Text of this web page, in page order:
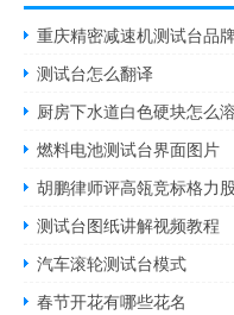
重庆精密减速机测试台品牌
测试台怎么翻译
厨房下水道白色硬块怎么
燃料电池测试台界面图片
胡鹏律师评高瓴竞标格力
测试台图纸讲解视频教程
汽车滚轮测试台模式
春节开花有哪些花名